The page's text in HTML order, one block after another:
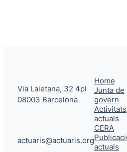
Via Laietana, 32 4pl
08003 Barcelona
actuaris@actuaris.org
Home
Junta de
govern
Activitats
actuals
CERA
actuals